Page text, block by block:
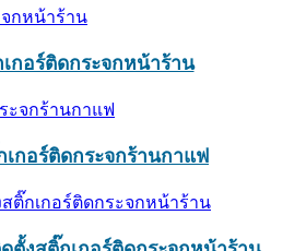
กอร์ติดกระจกหน้าร้าน
กอร์ติดกระจกร้านกาแฟ